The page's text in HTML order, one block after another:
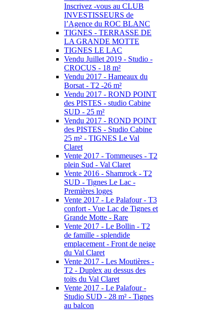
Inscrivez -vous au CLUB
INVESTISSEURS de
l’Agence du ROC BLANC
TIGNES - TERRASSE DE
LA GRANDE MOTTE
TIGNES LE LAC
Vendu Juillet 2019 - Studio -
CROCUS - 18 m²
Vendu 2017 - Hameaux du
Borsat - T2 -26 m²
Vendu 2017 - ROND POINT
des PISTES - studio Cabine
SUD - 25 m²
Vendu 2017 - ROND POINT
des PISTES - Studio Cabine
25 m² - TIGNES Le Val
Claret
Vente 2017 - Tommeuses - T2
plein Sud - Val Claret
Vente 2016 - Shamrock - T2
SUD - Tignes Le Lac -
Premières loges
Vente 2017 - Le Palafour - T3
confort - Vue Lac de Tignes et
Grande Motte - Rare
Vente 2017 - Le Bollin - T2
de famille - splendide
emplacement - Front de neige
du Val Claret
Vente 2017 - Les Moutières -
T2 - Duplex au dessus des
toits du Val Claret
Vente 2017 - Le Palafour -
Studio SUD - 28 m² - Tignes
au balcon